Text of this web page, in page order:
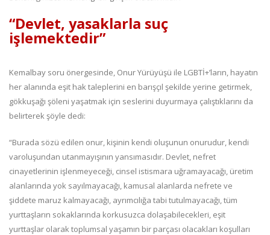
“Devlet, yasaklarla suç
işlemektedir”
Kemalbay soru önergesinde, Onur Yürüyüşü ile LGBTİ+’ların, hayatın
her alanında eşit hak taleplerini en barışçıl şekilde yerine getirmek,
gökkuşağı şöleni yaşatmak için seslerini duyurmaya çalıştıklarını da
belirterek şöyle dedi:
“Burada sözü edilen onur, kişinin kendi oluşunun onurudur, kendi
varoluşundan utanmayışının yansımasıdır. Devlet, nefret
cinayetlerinin işlenmeyeceği, cinsel istismara uğramayacağı, üretim
alanlarında yok sayılmayacağı, kamusal alanlarda nefrete ve
şiddete maruz kalmayacağı, ayrımcılığa tabi tutulmayacağı, tüm
yurttaşların sokaklarında korkusuzca dolaşabilecekleri, eşit
yurttaşlar olarak toplumsal yaşamın bir parçası olacakları koşulları